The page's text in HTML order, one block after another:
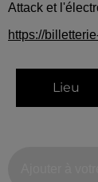
Attack et
https://
Lieu